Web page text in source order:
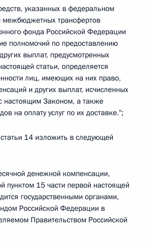
указанных в федеральном
трансфертов
фонда Российской Федерации
полномочий по предоставлению
выплат, предусмотренных
статьи, определяется
лиц, имеющих на них право,
и других выплат, исчисленных
настоящим Законом, а также
на оплату услуг по их доставке.";
14 изложить в следующей
денежной компенсации,
пунктом 15 части первой настоящей
государственными органами,
Российской Федерации в
Правительством Российской